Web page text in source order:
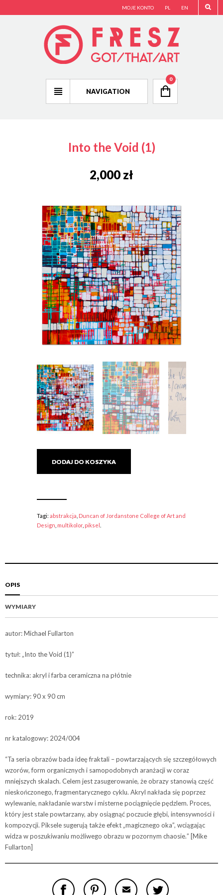
MOJE KONTO PL EN
NAVIGATION
0
Into the Void (1)
2,000 zł
DODAJ DO KOSZYKA
Tagi: abstrakcja Duncan of Jordanstone College of Art and
Design multikolor, piksel
OPIS
WYMIARY
autor: Michael Fullarton
tytuł: „Into the Void (1)”
technika: akryl i farba ceramiczna na płótnie
wymiary: 90 x 90 cm
rok: 2019
nr katalogowy: 2024/004
“Ta seria obrazów bada ideę fraktali – powtarzających się szczegółowych
wzorów, form organicznych i samopodobnych aranżacji w coraz
mniejszych skalach. Celem jest zasugerowanie, że obrazy stanowią część
nieskończonego, fragmentarycznego cyklu. Akryl nakłada się poprzez
wylewanie, nakładanie warstw i misterne pociągnięcie pędzlem. Proces,
który jest stale powtarzany, aby osiągnąć poczucie głębi, intensywności i
kompozycji. Piksele sugerują także efekt „magicznego oka”, wciągając
widza w poszukiwaniu możliwego obrazu w pozornym chaosie.” [Mike
Fullarton]
S
H
P
E
M